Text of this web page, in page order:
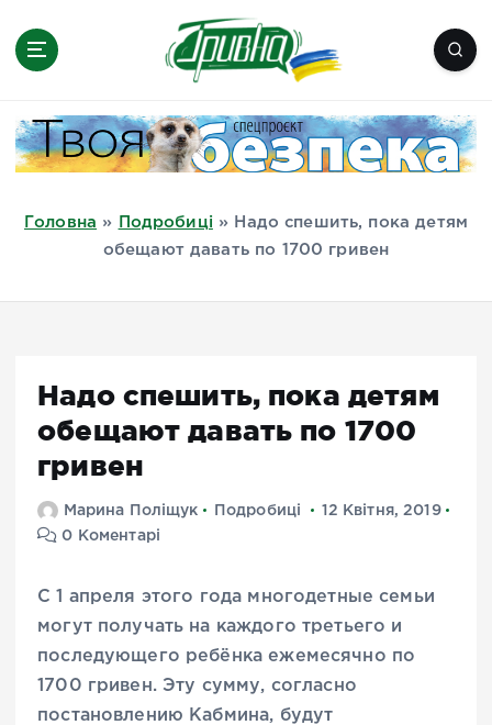
Миколаїв, Одеса, Мелітополь
Головна » Подробиці »
Надо спешить, пока детям
обещают давать по 1700 гривен
Надо спешить, пока детям
обещают давать по 1700
гривен
Марина Поліщук Подробиці
12 Квітня, 2019
0 Коментарі
С 1 апреля этого года многодетные семьи
могут получать на каждого третьего и
последующего ребёнка ежемесячно по
1700 гривен. Эту сумму, согласно
постановлению Кабмина, будут